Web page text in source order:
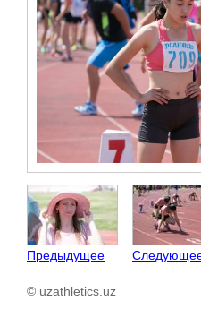
Предыдущее
© uzathletics.uz